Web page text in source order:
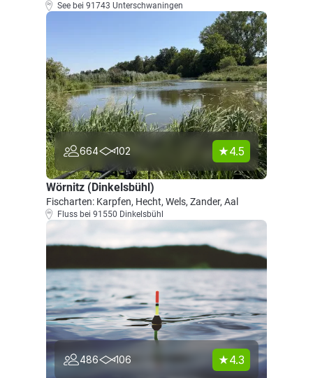
See bei 91743 Unterschwaningen
664 102 4.5
Wörnitz (Dinkelsbühl)
Fischarten: Karpfen, Hecht, Wels, Zander, Aal
Fluss bei 91550 Dinkelsbühl
486 106 4.3